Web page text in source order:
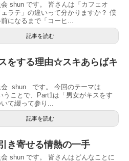
shun です。 皆さんは「カフェオ
ラテ」の違いって分かりますか？ 僕
になるまで「コーヒ...
記事を読む
をする理由☆スキあらばキ
会 shun です。 今回のテーマは
うことで、Part1は「男女がキスをす
て綴って参り...
記事を読む
き寄せる情熱の一手
shun です。 皆さんはどんなことに